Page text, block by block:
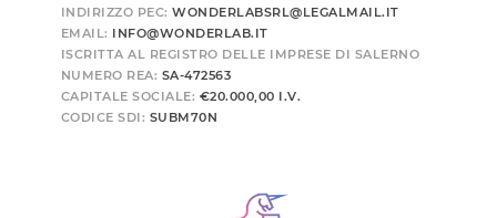
INDIRIZZO PEC: WONDERLABSRL@LEGALMAIL.IT
EMAIL: INFO@WONDERLAB.IT
ISCRITTA AL REGISTRO DELLE IMPRESE DI SALERNO
NUMERO REA: SA-472563
CAPITALE SOCIALE: €20.000,00 I.V.
CODICE SDI: SUBM70N